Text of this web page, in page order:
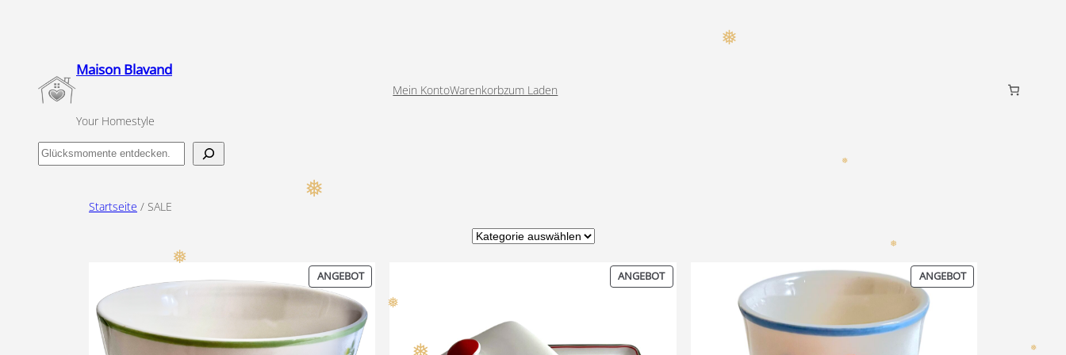
❅
❅
Maison Blavand
Your Homestyle
Mein KontoWarenkorbzum Laden
Finde
dein
Startseite / SALE
Produkt-Kategorien
ANGEBOTPRODUKT
IM
ANGEBOT
ANGEBOTPRODUKT
IM
ANGEBOTPRODUKT
IM